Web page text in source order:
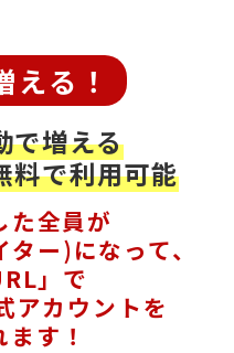
える！
で増える
料で利用可能
た全員が
ー)になって、
」で
アカウントを
す！